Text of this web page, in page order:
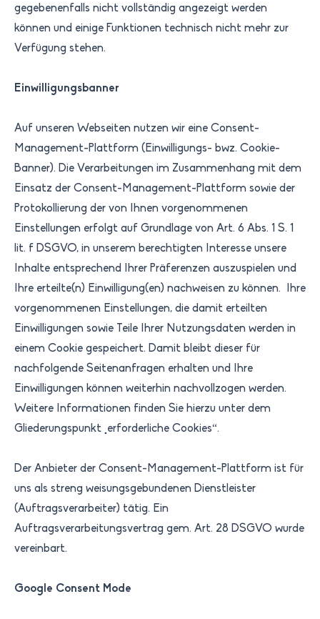
gegebenenfalls nicht vollständig angezeigt werden
können und einige Funktionen technisch nicht mehr zur
Verfügung stehen.
Einwilligungsbanner
Auf unseren Webseiten nutzen wir eine Consent-
Management-Plattform (Einwilligungs- bwz. Cookie-
Banner). Die Verarbeitungen im Zusammenhang mit dem
Einsatz der Consent-Management-Plattform sowie der
Protokollierung der von Ihnen vorgenommenen
Einstellungen erfolgt auf Grundlage von Art. 6 Abs. 1 S. 1
lit. f DSGVO, in unserem berechtigten Interesse unsere
Inhalte entsprechend Ihrer Präferenzen auszuspielen und
Ihre erteilte(n) Einwilligung(en) nachweisen zu können. Ihre
vorgenommenen Einstellungen, die damit erteilten
Einwilligungen sowie Teile Ihrer Nutzungsdaten werden in
einem Cookie gespeichert. Damit bleibt dieser für
nachfolgende Seitenanfragen erhalten und Ihre
Einwilligungen können weiterhin nachvollzogen werden.
Weitere Informationen finden Sie hierzu unter dem
Gliederungspunkt „erforderliche Cookies“.
Der Anbieter der Consent-Management-Plattform ist für
uns als streng weisungsgebundenen Dienstleister
(Auftragsverarbeiter) tätig. Ein
Auftragsverarbeitungsvertrag gem. Art. 28 DSGVO wurde
vereinbart. ​
Google Consent Mode